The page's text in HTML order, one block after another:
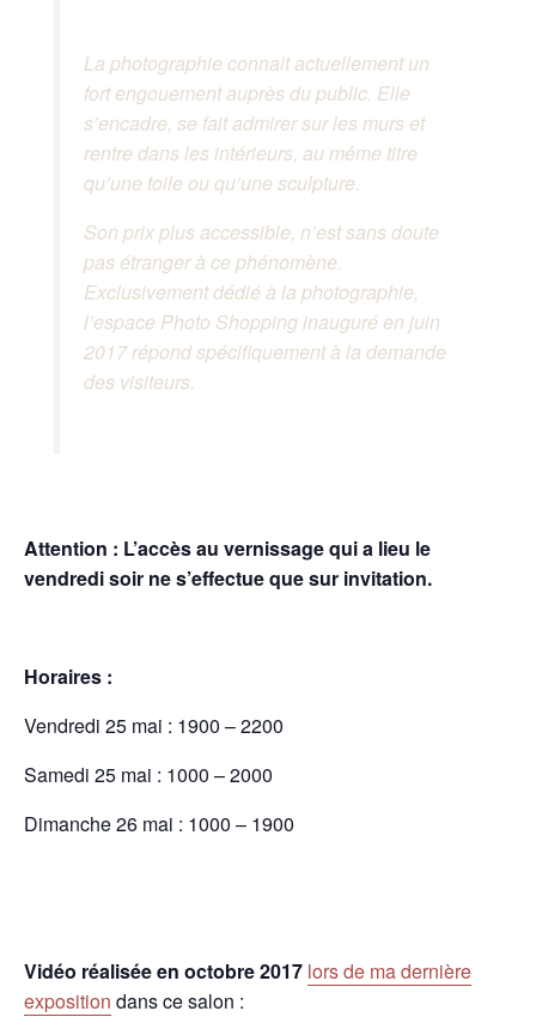
La photographie connait actuellement un
fort engouement auprès du public. Elle
s’encadre, se fait admirer sur les murs et
rentre dans les intérieurs, au même titre
qu’une toile ou qu’une sculpture.
Son prix plus accessible, n’est sans doute
pas étranger à ce phénomène.
Exclusivement dédié à la photographie,
l’espace Photo Shopping inauguré en juin
2017 répond spécifiquement à la demande
des visiteurs.
Attention : L’accès au vernissage qui a lieu le
vendredi soir ne s’effectue que sur invitation.
Horaires :
Vendredi 25 mai : 1900 – 2200
Samedi 25 mai : 1000 – 2000
Dimanche 26 mai : 1000 – 1900
Vidéo réalisée en octobre 2017 lors de ma dernière
exposition dans ce salon :